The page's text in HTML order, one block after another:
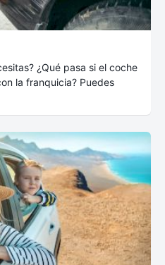
¿Qué pasa si el coche
la franquicia? Puedes